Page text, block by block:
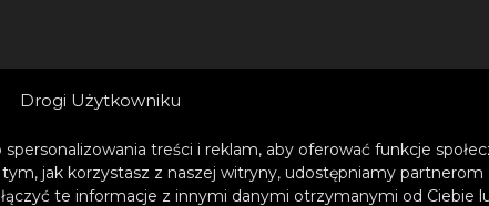
Drogi Użytkowniku
treści i reklam, aby oferować funkcje
jak korzystasz z naszej witryny, udostępniamy partnerom
te informacje z innymi danymi otrzymanymi od Ciebie